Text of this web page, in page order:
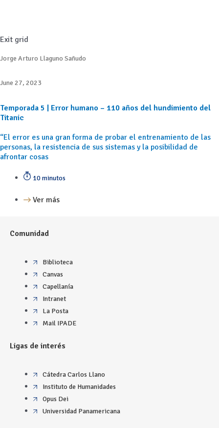
Exit grid
Jorge Arturo Llaguno Sañudo
June 27, 2023
Temporada 5 | Error humano – 110 años del hundimiento del
Titanic
“El error es una gran forma de probar el entrenamiento de las
personas, la resistencia de sus sistemas y la posibilidad de
afrontar cosas
10 minutos
Ver más
Comunidad
Biblioteca
Canvas
Capellanía
Intranet
La Posta
Mail IPADE
Ligas de interés
Cátedra Carlos Llano
Instituto de Humanidades
Opus Dei
Universidad Panamericana